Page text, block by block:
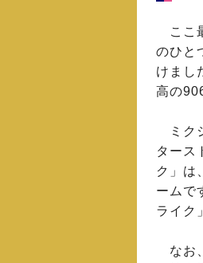
ここ
のひと
けまし
高の
ミク
タース
ク」は
ームで
ライク
なお